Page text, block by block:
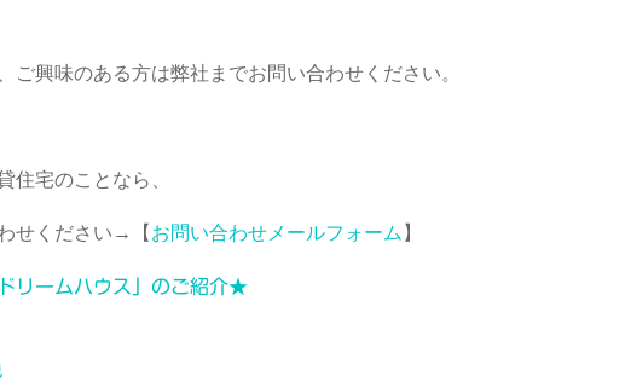
ご興味のある方は弊社までお問い合わせください。
住宅のことなら、
せください→【 お問い合わせメールフォーム 】
リームハウス」のご紹介★